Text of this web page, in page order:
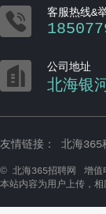
 客服热线&
 公司地址
北海银
友情链接： 北海365
© 北海365招聘网 增值
本站内容为用户上传，